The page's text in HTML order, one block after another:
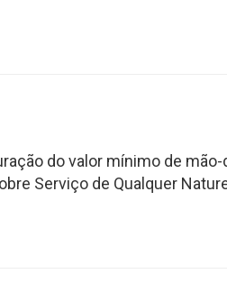
do valor mínimo de mão-
Serviço de Qualquer